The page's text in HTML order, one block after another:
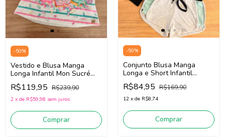
-50%
Vestido e Blusa Manga
Longa Infantil Mon Sucré
138018242 (Off
White/Rosa/Verde)
R$119,95 R$239,90
2 x de R$59,98 sem juros
Comprar
-50%
Conjunto Blusa Manga
Longa e Short Infantil
Menina Mon Sucré
138018328 (Cinza/Preto)
R$84,95 R$169,90
12 x de R$8,74
Comprar